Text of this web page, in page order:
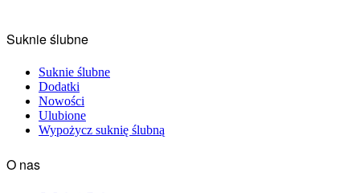
Suknie ślubne
Suknie ślubne
Dodatki
Nowości
Ulubione
Wypożycz suknię ślubną
O nas